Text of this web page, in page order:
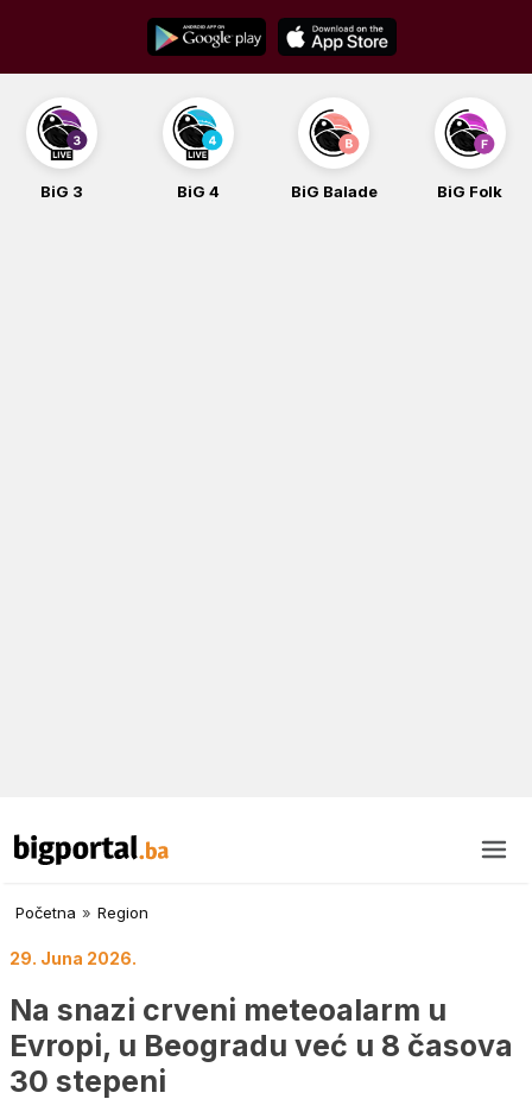
content
BiG 3 BiG 4 BiG Balade BiG Folk
Početna » Region
29. Juna 2026.
Na snazi crveni meteoalarm u
Evropi, u Beogradu već u 8 časova
30 stepeni